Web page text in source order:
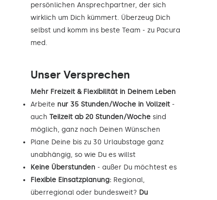
persönlichen Ansprechpartner, der sich
wirklich um Dich kümmert. Überzeug Dich
selbst und komm ins beste Team - zu Pacura
med.
Unser Versprechen
Mehr Freizeit & Flexibilität in Deinem Leben
Arbeite nur 35 Stunden/Woche in Vollzeit -
auch Teilzeit ab 20 Stunden/Woche sind
möglich, ganz nach Deinen Wünschen
Plane Deine bis zu 30 Urlaubstage ganz
unabhängig, so wie Du es willst
Keine Überstunden - außer Du möchtest es
Flexible Einsatzplanung: Regional,
überregional oder bundesweit? Du